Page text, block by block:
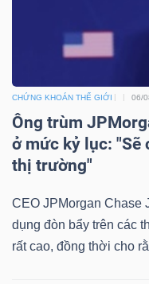
CHỨNG KHOÁN THẾ GIỚI 06/
Ông trùm
ở mức kỷ lục: "Sẽ
thị trường"
CEO JPMorgan Chase
dụng đòn bẩy trên các
rất cao, đồng thời cho
Báo
cáo
phân
tích
(-)